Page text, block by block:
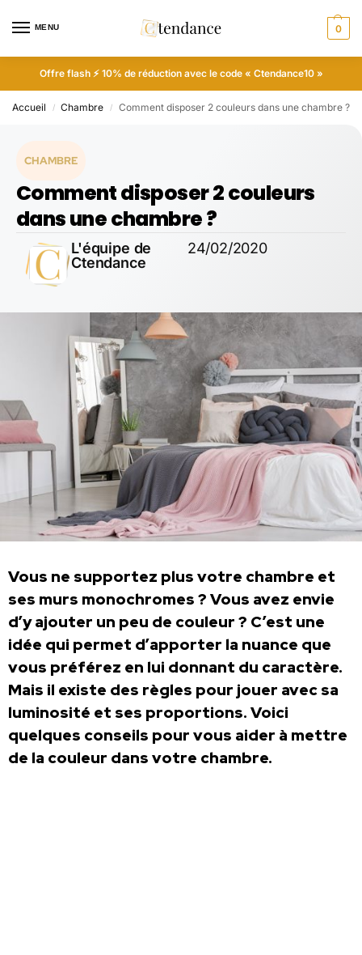
MENU 0
Offre flash ⚡ 10% de réduction avec le code « Ctendance10 »
Accueil / Chambre / Comment disposer 2 couleurs dans une chambre ?
CHAMBRE
Comment disposer 2 couleurs
dans une chambre ?
L'équipe de
Ctendance
24/02/2020
Vous ne supportez plus votre chambre et
ses murs monochromes ? Vous avez envie
d’y ajouter un peu de couleur ? C’est une
idée qui permet d’apporter la nuance que
vous préférez en lui donnant du caractère.
Mais il existe des règles pour jouer avec sa
luminosité et ses proportions. Voici
quelques conseils pour vous aider à mettre
de la couleur dans votre chambre.